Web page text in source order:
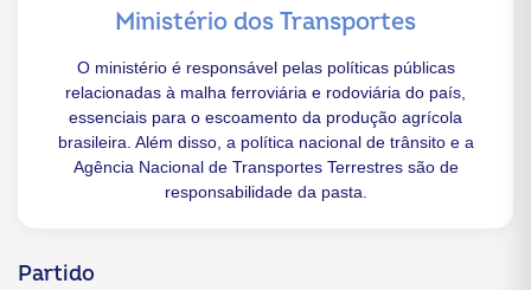
Ministério dos Transportes
O ministério é responsável pelas políticas públicas
relacionadas à malha ferroviária e rodoviária do país,
essenciais para o escoamento da produção agrícola
brasileira. Além disso, a política nacional de trânsito e a
Agência Nacional de Transportes Terrestres são de
responsabilidade da pasta.
Partido